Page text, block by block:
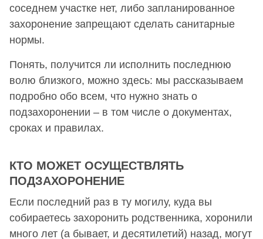
соседнем участке нет, либо запланированное
захоронение запрещают сделать санитарные
нормы.
Понять, получится ли исполнить последнюю
волю близкого, можно здесь: мы рассказываем
подробно обо всем, что нужно знать о
подзахоронении – в том числе о документах,
сроках и правилах.
КТО МОЖЕТ ОСУЩЕСТВЛЯТЬ
ПОДЗАХОРОНЕНИЕ
Если последний раз в ту могилу, куда вы
собираетесь захоронить родственника, хоронили
много лет (а бывает, и десятилетий) назад, могут